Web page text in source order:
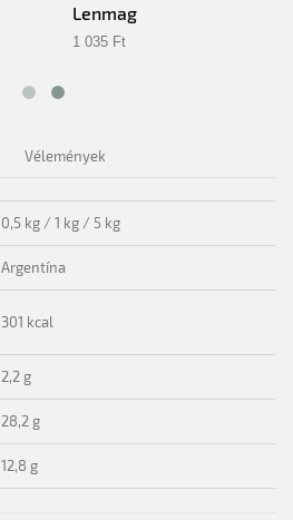
Lenmag
1 035 Ft‎
Vélemények
0,5 kg / 1 kg / 5 kg
Argentína
301 kcal
2,2 g
28,2 g
12,8 g